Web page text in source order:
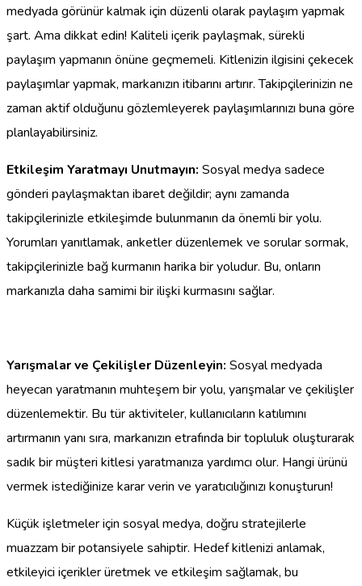
medyada görünür kalmak için düzenli olarak paylaşım yapmak
şart. Ama dikkat edin! Kaliteli içerik paylaşmak, sürekli
paylaşım yapmanın önüne geçmemeli. Kitlenizin ilgisini çekecek
paylaşımlar yapmak, markanızın itibarını artırır. Takipçilerinizin ne
zaman aktif olduğunu gözlemleyerek paylaşımlarınızı buna göre
planlayabilirsiniz.
Etkileşim Yaratmayı Unutmayın: Sosyal medya sadece
gönderi paylaşmaktan ibaret değildir; aynı zamanda
takipçilerinizle etkileşimde bulunmanın da önemli bir yolu.
Yorumları yanıtlamak, anketler düzenlemek ve sorular sormak,
takipçilerinizle bağ kurmanın harika bir yoludur. Bu, onların
markanızla daha samimi bir ilişki kurmasını sağlar.
Yarışmalar ve Çekilişler Düzenleyin: Sosyal medyada
heyecan yaratmanın muhteşem bir yolu, yarışmalar ve çekilişler
düzenlemektir. Bu tür aktiviteler, kullanıcıların katılımını
artırmanın yanı sıra, markanızın etrafında bir topluluk oluşturarak
sadık bir müşteri kitlesi yaratmanıza yardımcı olur. Hangi ürünü
vermek istediğinize karar verin ve yaratıcılığınızı konuşturun!
Küçük işletmeler için sosyal medya, doğru stratejilerle
muazzam bir potansiyele sahiptir. Hedef kitlenizi anlamak,
etkileyici içerikler üretmek ve etkileşim sağlamak, bu